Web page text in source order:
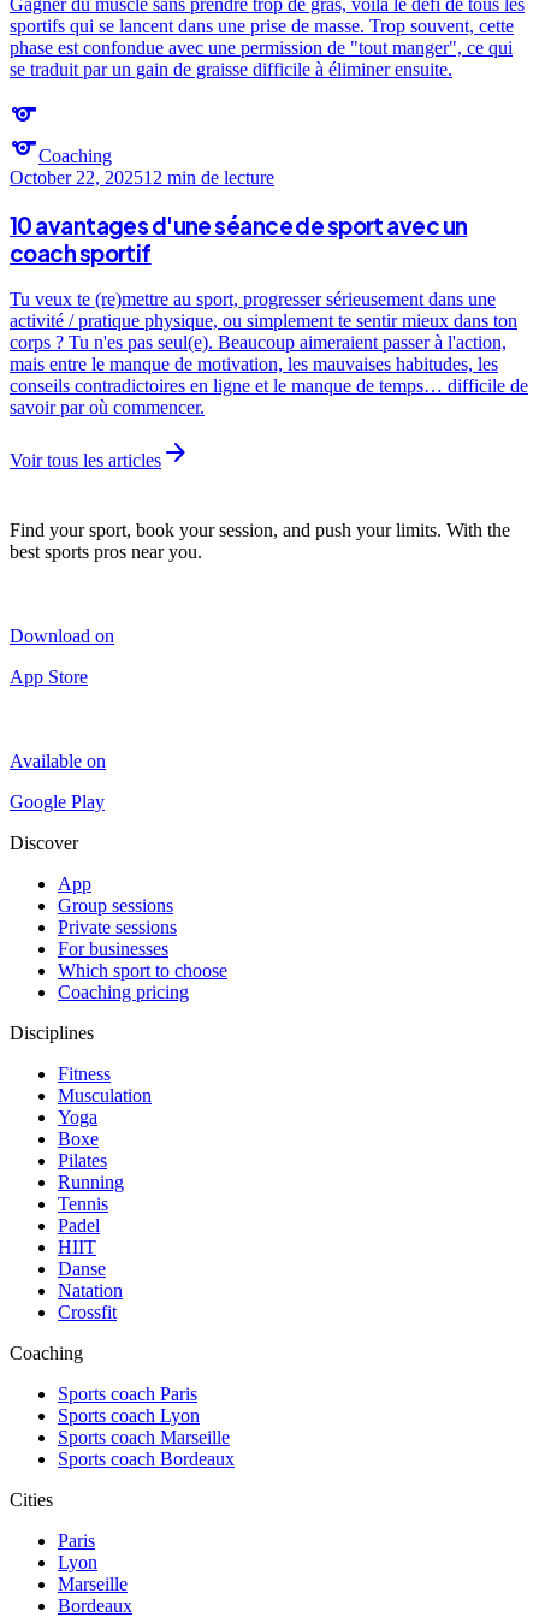
Gagner du muscle sans prendre trop de gras, voilà le défi de tous les
sportifs qui se lancent dans une prise de masse. Trop souvent, cette
phase est confondue avec une permission de "tout manger", ce qui
se traduit par un gain de graisse difficile à éliminer ensuite.
sports
sportsCoaching
October 22, 202512 min de lecture
10 avantages d'une séance de sport avec un
coach sportif
Tu veux te (re)mettre au sport, progresser sérieusement dans une
activité / pratique physique, ou simplement te sentir mieux dans ton
corps ? Tu n'es pas seul(e). Beaucoup aimeraient passer à l'action,
mais entre le manque de motivation, les mauvaises habitudes, les
conseils contradictoires en ligne et le manque de temps… difficile de
savoir par où commencer.
Voir tous les articles arrow_forward
Find your sport, book your session, and push your limits. With the
best sports pros near you.
Download on
App Store
Available on
Google Play
Discover
App
Group sessions
Private sessions
For businesses
Which sport to choose
Coaching pricing
Disciplines
Fitness
Musculation
Yoga
Boxe
Pilates
Running
Tennis
Padel
HIIT
Danse
Natation
Crossfit
Coaching
Sports coach Paris
Sports coach Lyon
Sports coach Marseille
Sports coach Bordeaux
Cities
Paris
Lyon
Marseille
Bordeaux